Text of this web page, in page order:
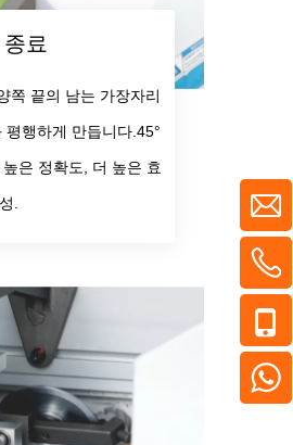
료
쪽 끝의 남는 가장자리
행하게 만듭니다.45°
은 정확도, 더 높은 효
.